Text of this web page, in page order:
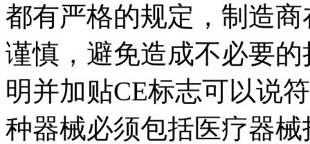
都有严格的规定，制造
谨慎，避免造成不必要
明并加贴CE标志可以说
种器械必须包括医疗器